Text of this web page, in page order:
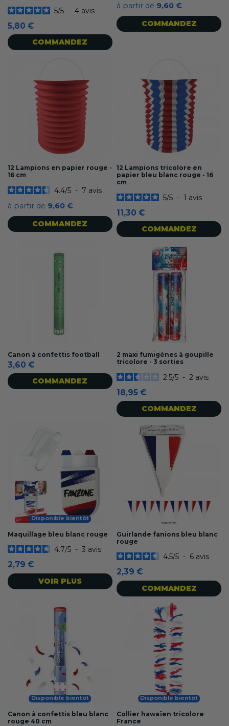
5/5 - 4 avis
5,80 €
COMMANDEZ
à partir de 9,60 €
COMMANDEZ
12 Lampions en papier rouge -
16 cm
4.4/5 - 7 avis
à partir de 9,60 €
COMMANDEZ
12 Lampions tricolore en
papier bleu blanc rouge - 16
cm
5/5 - 1 avis
11,30 €
COMMANDEZ
Canon à confettis football
3,60 €
COMMANDEZ
2 maxi fumigènes à goupille
tricolore - 3 sorties
2.5/5 - 2 avis
18,95 €
COMMANDEZ
Disponible bientôt
Maquillage bleu blanc rouge
4.7/5 - 3 avis
2,79 €
VOIR PLUS
Guirlande fanions bleu blanc
rouge
4.5/5 - 6 avis
2,39 €
COMMANDEZ
Disponible bientôt
Canon à confettis bleu blanc
rouge 40 cm
Disponible bientôt
Collier hawaïen tricolore
France